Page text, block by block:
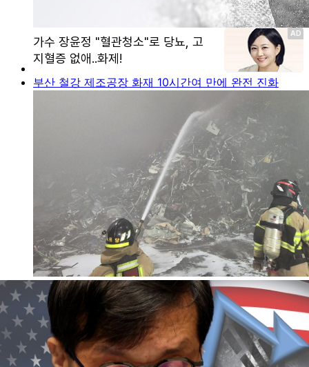
부산 철강 제조공장 화재 10시간여 만에 완전 진화
실시간 정보
AD